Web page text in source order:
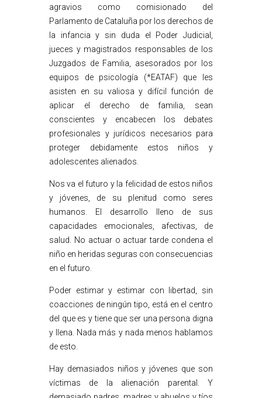
agravios como comisionado del
Parlamento de Cataluña por los derechos de
la infancia y sin duda el Poder Judicial,
jueces y magistrados responsables de los
Juzgados de Familia, asesorados por los
equipos de psicología (*EATAF) que les
asisten en su valiosa y difícil función de
aplicar el derecho de familia, sean
conscientes y encabecen los debates
profesionales y jurídicos necesarios para
proteger debidamente estos niños y
adolescentes alienados.
Nos va el futuro y la felicidad de estos niños
y jóvenes, de su plenitud como seres
humanos. El desarrollo lleno de sus
capacidades emocionales, afectivas, de
salud. No actuar o actuar tarde condena el
niño en heridas seguras con consecuencias
en el futuro.
Poder estimar y estimar con libertad, sin
coacciones de ningún tipo, está en el centro
del que es y tiene que ser una persona digna
y llena. Nada más y nada menos hablamos
de esto.
Hay demasiados niños y jóvenes que son
víctimas de la alienación parental. Y